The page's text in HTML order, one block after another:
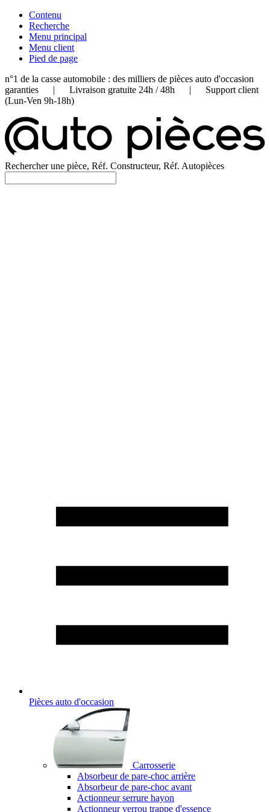
Contenu
Recherche
Menu principal
Menu client
Pied de page
n°1 de la casse automobile : des milliers de pièces auto d'occasion
garanties | Livraison gratuite 24h / 48h | Support client
(Lun-Ven 9h-18h)
Rechercher une pièce, Réf. Constructeur, Réf. Autopièces
Pièces auto d'occasion
Carrosserie
Absorbeur de pare-choc arrière
Absorbeur de pare-choc avant
Actionneur serrure hayon
Actionneur verrou trappe d'essence